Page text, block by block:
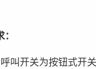
呼叫开关为按钮式开